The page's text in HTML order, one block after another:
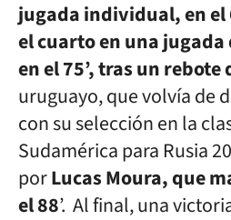
jugada individual, en el
el cuarto en una
en el 75’, tras un rebote
uruguayo, que volvía de
con su selección en la
Sudamérica para Rusia
porLucas Moura, que
el 88’. Al final, una